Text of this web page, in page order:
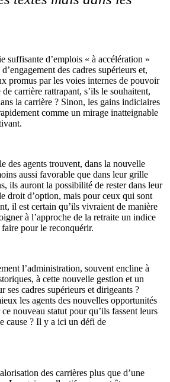
suffisante d’emplois « à accélération »
des cadres supérieurs et,
promus par les voies internes de pouvoir
carrière rattrapant, s’ils le souhaitent,
la carrière ? Sinon, les gains indiciaires
comme un mirage inatteignable
des agents trouvent, dans la nouvelle
aussi favorable que dans leur grille
ils auront la possibilité de rester dans leur
droit d’option, mais pour ceux qui sont
il est certain qu’ils vivraient de manière
à l’approche de la retraite un indice
pour le reconquérir.
l’administration, souvent encline à
à cette nouvelle gestion et un
ses cadres supérieurs et dirigeants ?
les agents des nouvelles opportunités
nouveau statut pour qu’ils fassent leurs
cause ? Il y a ici un défi de
des carrières plus que d’une